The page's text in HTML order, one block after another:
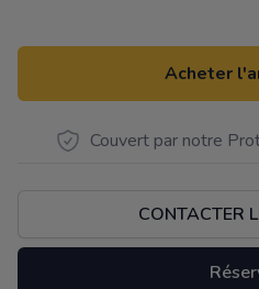
Acheter
Couvert par notre
CONTACTER